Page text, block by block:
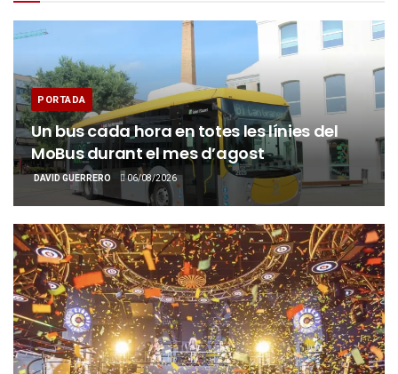
PORTADA
Un bus cada hora en totes les línies del
MoBus durant el mes d’agost
DAVID GUERRERO 06/08/2026